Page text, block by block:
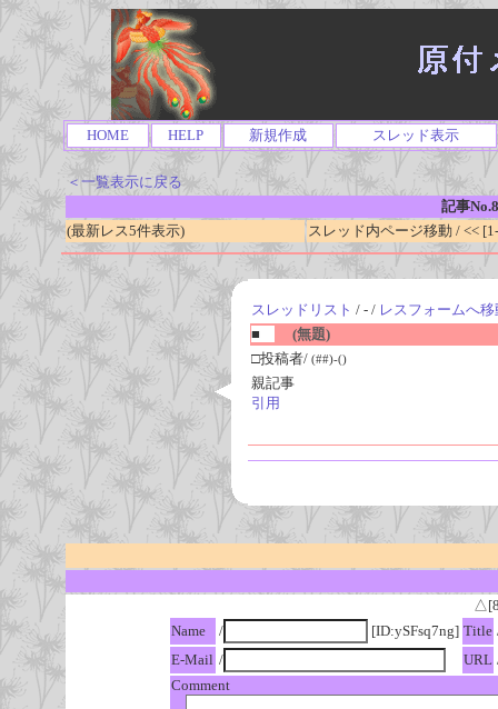
HOME HELP 新規作成 スレッド表示
＜一覧表示に戻る
記事
(最新レス5件表示)
スレッド内ページ移動 / <<
スレッドリスト / - / レスフォームへ移
■
(無題)
□投稿者/ (##)-()
親記事
引用
Name
/ [ID:ySFsq7ng] Title
E-Mail / URL
Comment